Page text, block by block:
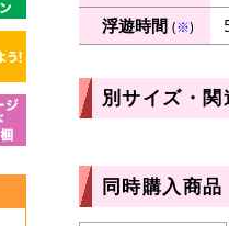
浮遊時間 (※)
別サイズ・関
同時購入商品